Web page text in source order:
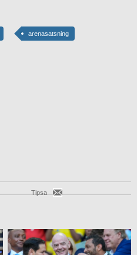
arenasatsning
Tipsa